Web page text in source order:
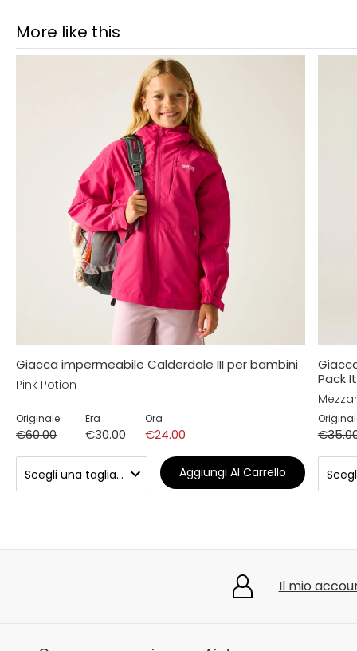
More like this
Giacca impermeabile Calderdale III per bambini
Pink Potion
Originale
€60.00
Era
€30.00
Ora
€24.00
Aggiungi Al Carrello
Pack It
Il mio